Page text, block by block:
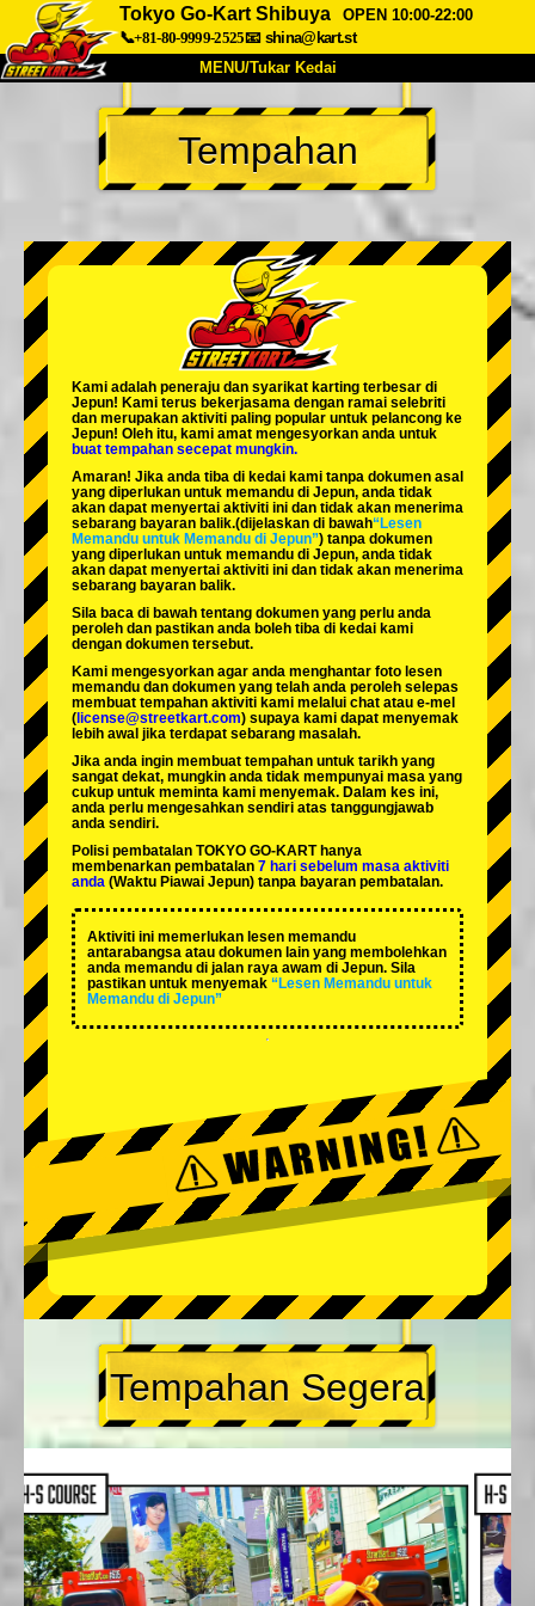
Tokyo Go-Kart Shibuya
OPEN 10:00-22:00
📞+81-80-9999-2525📧 shina@kart.st
MENU/Tukar Kedai
UTAMA
Tentang Spesifikasi Harga
Soalan Lazim
Syarikat Tempahan
Tukar Kedai
Tokyo Shinagawa Tokyo Akihabara#1
Tokyo Akihabara#2
Tokyo Shibuya Annex Tokyo Bay
Tokyo Asakusa Osaka
Okinawa
Tempahan
Kami adalah peneraju dan syarikat karting terbesar di
Jepun! Kami terus bekerjasama dengan ramai selebriti
dan merupakan aktiviti paling popular untuk pelancong ke
Jepun! Oleh itu, kami amat mengesyorkan anda untuk
buat tempahan secepat mungkin.
Amaran! Jika anda tiba di kedai kami tanpa dokumen asal
yang diperlukan untuk memandu di Jepun, anda tidak
akan dapat menyertai aktiviti ini dan tidak akan menerima
sebarang bayaran balik.(dijelaskan di bawah“Lesen
Memandu untuk Memandu di Jepun”) tanpa dokumen
yang diperlukan untuk memandu di Jepun, anda tidak
akan dapat menyertai aktiviti ini dan tidak akan menerima
sebarang bayaran balik.
Sila baca di bawah tentang dokumen yang perlu anda
peroleh dan pastikan anda boleh tiba di kedai kami
dengan dokumen tersebut.
Kami mengesyorkan agar anda menghantar foto lesen
memandu dan dokumen yang telah anda peroleh selepas
membuat tempahan aktiviti kami melalui chat atau e-mel
( license@streetkart.com) supaya kami dapat menyemak
lebih awal jika terdapat sebarang masalah.
Jika anda ingin membuat tempahan untuk tarikh yang
sangat dekat, mungkin anda tidak mempunyai masa yang
cukup untuk meminta kami menyemak. Dalam kes ini,
anda perlu mengesahkan sendiri atas tanggungjawab
anda sendiri.
Polisi pembatalan TOKYO GO-KART hanya
membenarkan pembatalan 7 hari sebelum masa aktiviti
anda (Waktu Piawai Jepun) tanpa bayaran pembatalan.
Aktiviti ini memerlukan lesen memandu
antarabangsa atau dokumen lain yang membolehkan
anda memandu di jalan raya awam di Jepun. Sila
pastikan untuk menyemak “Lesen Memandu untuk
Memandu di Jepun”
Tempahan Segera